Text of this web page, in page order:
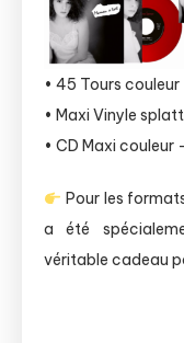
• 45 Tours
• Maxi Vinyle
• CD Maxi couleur
Pour les
a été
véritable cadeau